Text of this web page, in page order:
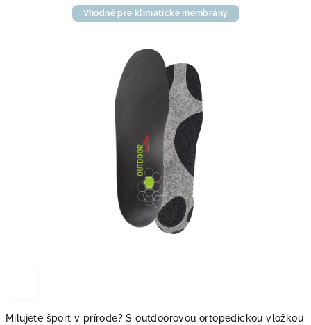
Milujete šport v prírode? S outdoorovou ortopedickou vložkou
produktu
Vhodné pre klimatické membrány